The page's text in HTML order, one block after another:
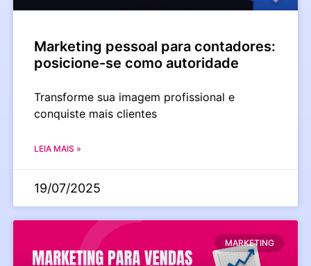
Marketing pessoal para contadores:
posicione-se como autoridade
Transforme sua imagem profissional e
conquiste mais clientes
LEIA MAIS »
19/07/2025
MARKETING